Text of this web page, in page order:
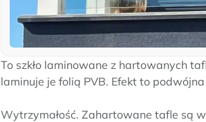
To szkło laminowane z hartowanych
laminuje je folią PVB. Efekt to
Wytrzymałość. Zahartowane tafle są